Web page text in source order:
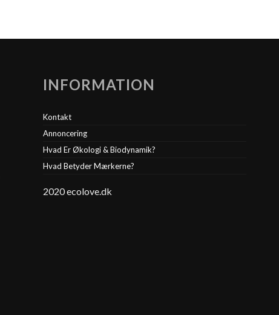
INFORMATION
Kontakt
Annoncering
Hvad Er Økologi & Biodynamik?
Hvad Betyder Mærkerne?
2020 ecolove.dk